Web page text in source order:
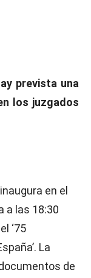
prevista una
los juzgados
en el
a las 18:30
‘75
La
de